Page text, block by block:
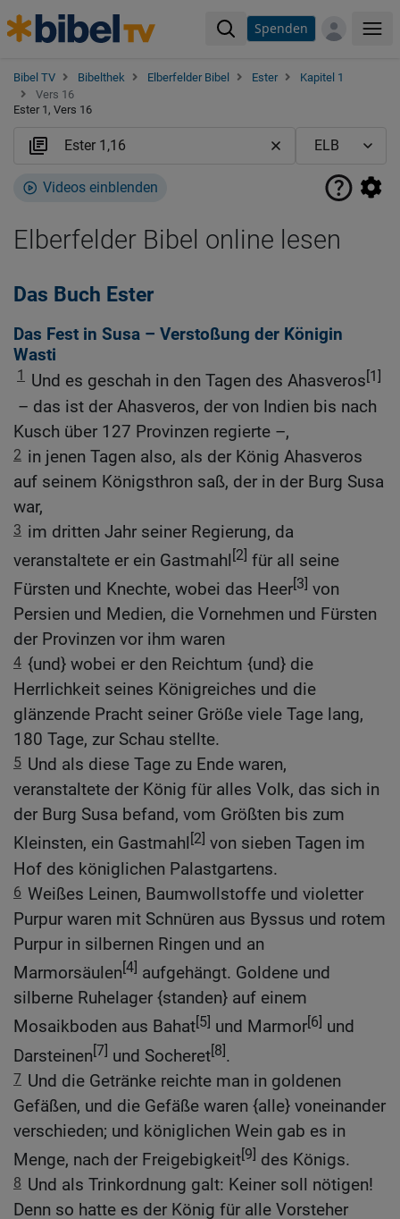
Spenden
Bibel TV Bibelthek Elberfelder Bibel Ester
Kapitel 1
Vers 16
Ester 1, Vers 16
Videos einblenden
Elberfelder Bibel online lesen
Das Buch Ester
Das Fest in Susa – Verstoßung der Königin
Wasti
1 Und es geschah in den Tagen des Ahasveros[1]
– das ist der Ahasveros, der von Indien bis nach
Kusch über 127 Provinzen regierte –,
2 in jenen Tagen also, als der König Ahasveros
auf seinem Königsthron saß, der in der Burg Susa
war,
3 im dritten Jahr seiner Regierung, da
veranstaltete er ein Gastmahl [2] für all seine
Fürsten und Knechte, wobei das Heer[3] von
Persien und Medien, die Vornehmen und Fürsten
der Provinzen vor ihm waren
4 {und} wobei er den Reichtum {und} die
Herrlichkeit seines Königreiches und die
glänzende Pracht seiner Größe viele Tage lang,
180 Tage, zur Schau stellte.
5 Und als diese Tage zu Ende waren,
veranstaltete der König für alles Volk, das sich in
der Burg Susa befand, vom Größten bis zum
Kleinsten, ein Gastmahl [2] von sieben Tagen im
Hof des königlichen Palastgartens.
6 Weißes Leinen, Baumwollstoffe und violetter
Purpur waren mit Schnüren aus Byssus und rotem
Purpur in silbernen Ringen und an
Marmorsäulen[4] aufgehängt. Goldene und
silberne Ruhelager {standen} auf einem
Mosaikboden aus Bahat[5] und Marmor[6] und
Darsteinen[7] und Socheret[8].
7 Und die Getränke reichte man in goldenen
Gefäßen, und die Gefäße waren {alle} voneinander
verschieden; und königlichen Wein gab es in
Menge, nach der Freigebigkeit[9] des Königs.
8 Und als Trinkordnung galt: Keiner soll nötigen!
Denn so hatte es der König für alle Vorsteher